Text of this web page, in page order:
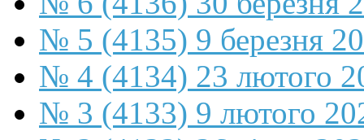
№ 5 (4135) 9 березня
№ 4 (4134) 23 лютого
№ 3 (4133) 9 лютого